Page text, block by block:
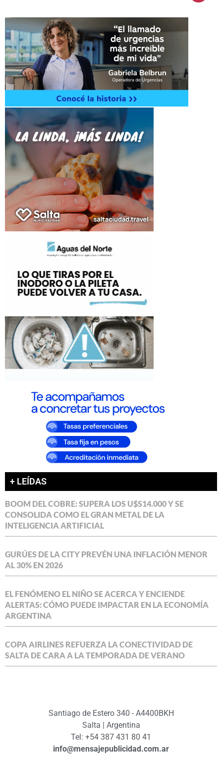
+ LEÍDAS
BOOM DEL COBRE: SUPERA LOS U$S14.000 Y SE
CONSOLIDA COMO EL GRAN METAL DE LA
INTELIGENCIA ARTIFICIAL
GURÚES DE LA CITY PREVÉN UNA INFLACIÓN MENOR
AL 30% EN 2026
EL FENÓMENO EL NIÑO SE ACERCA Y ENCIENDE
ALERTAS: CÓMO PUEDE IMPACTAR EN LA ECONOMÍA
ARGENTINA
COPA AIRLINES REFUERZA LA CONECTIVIDAD DE
SALTA DE CARA A LA TEMPORADA DE VERANO
Santiago de Estero 340 - A4400BKH
Salta | Argentina
Tel: +54 387 431 80 41
info@mensajepublicidad.com.ar